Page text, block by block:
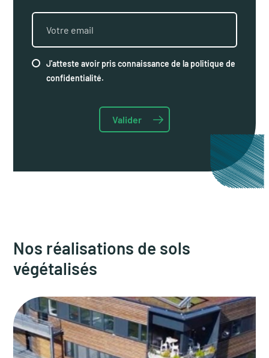
J'atteste avoir pris connaissance de la politique de
confidentialité.
Nos réalisations de sols
végétalisés